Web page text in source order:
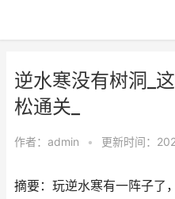
逆水寒没有树洞_
松通关_
作者： admin • 更新时间：
摘要：玩逆水寒有一阵子了